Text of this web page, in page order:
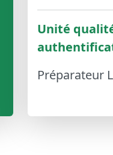
Unité
Préparateur